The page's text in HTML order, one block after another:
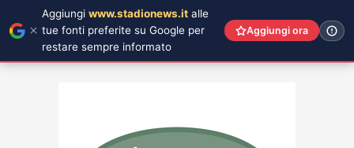
Aggiungi www.stadionews.it alle
tue fonti preferite su Google per
restare sempre informato
Aggiungi ora